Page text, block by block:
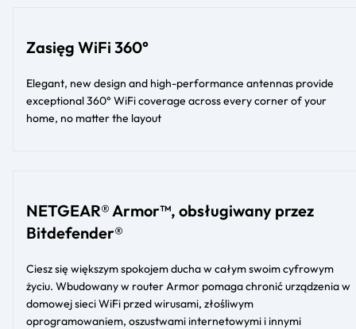
Zasięg WiFi 360°
Elegant, new design and high-performance antennas provide
exceptional 360° WiFi coverage across every corner of your
home, no matter the layout​​
NETGEAR® Armor™, obsługiwany przez
Bitdefender®
Ciesz się większym spokojem ducha w całym swoim cyfrowym
życiu. Wbudowany w router Armor pomaga chronić urządzenia w
domowej sieci WiFi przed wirusami, złośliwym
oprogramowaniem, oszustwami internetowymi i innymi